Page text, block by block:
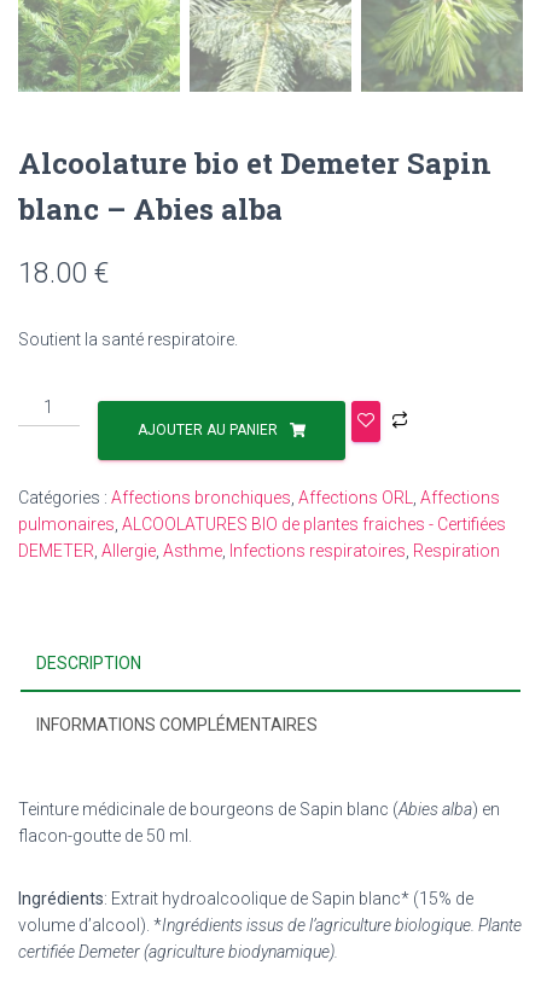
Alcoolature bio et Demeter Sapin
blanc – Abies alba
18.00 €
Soutient la santé respiratoire.
AJOUTER AU PANIER
Catégories : Affections bronchiques Affections ORL
Affections
pulmonaires ALCOOLATURES BIO de plantes fraiches - Certifiées
DEMETER Allergie Asthme Infections respiratoires Respiration
DESCRIPTION
INFORMATIONS COMPLÉMENTAIRES
Teinture médicinale de bourgeons de Sapin blanc (Abies alba) en
flacon-goutte de 50 ml.
Ingrédients: Extrait hydroalcoolique de Sapin blanc* (15% de
volume d’alcool). *Ingrédients issus de l’agriculture biologique. Plante
certifiée Demeter (agriculture biodynamique).